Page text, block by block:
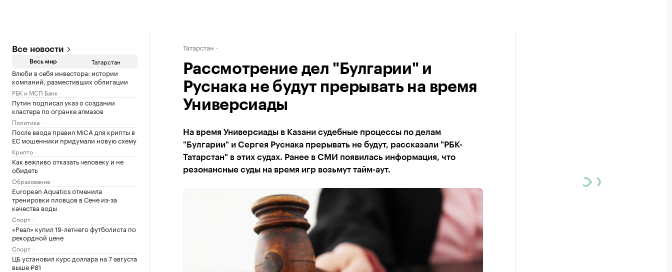
Все новости
Весь мир Татарстан
Влюби в себя инвестора: истории
компаний, разместивших облигации
РБК и МСП Банк
Путин подписал указ о создании
кластера по огранке алмазов
Политика
После ввода правил MiCA для крипты в
ЕС мошенники придумали новую схему
Крипто
Как вежливо отказать человеку и не
обидеть
Образование
European Aquatics отменила
тренировки пловцов в Сене из-за
качества воды
Спорт
«Реал» купил 19-летнего футболиста по
рекордной цене
Спорт
ЦБ установил курс доллара на 7 августа
выше ₽81
Татарстан
Рассмотрение дел "Булгарии" и
Руснака не будут прерывать на время
Универсиады
На время Универсиады в Казани судебные процессы по делам
"Булгарии" и Сергея Руснака прерывать не будут, рассказали "РБК-
Татарстан" в этих судах. Ранее в СМИ появилась информация, что
резонансные суды на время игр возьмут тайм-аут.